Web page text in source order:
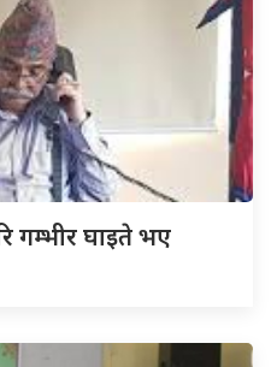
गम्भीर घाइते भए